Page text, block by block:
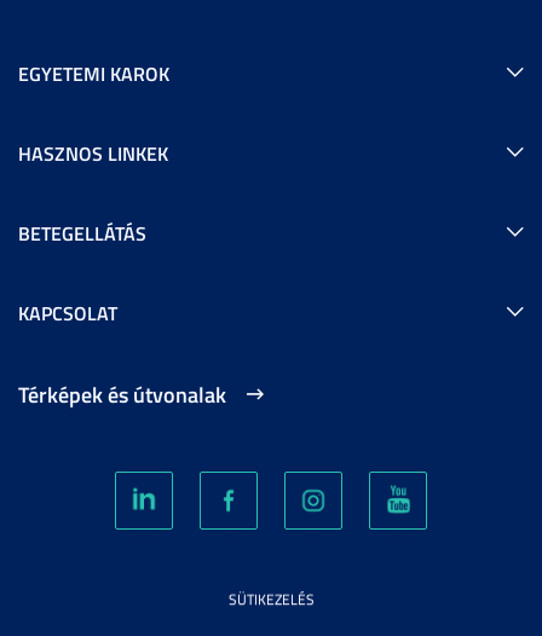
EGYETEMI KAROK
HASZNOS LINKEK
BETEGELLÁTÁS
KAPCSOLAT
Térképek és útvonalak
SÜTIKEZELÉS